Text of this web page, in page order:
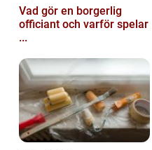
Vad gör en borgerlig
officiant och varför spelar
...